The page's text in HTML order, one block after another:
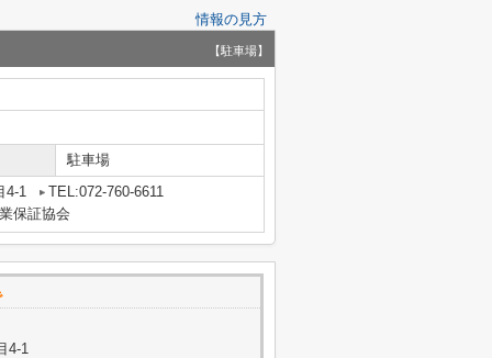
情報の見方
【駐車場】
駐車場
4-1
TEL:072-760-6611
保証協会
4-1